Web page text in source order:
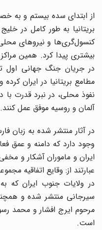
بریتانیا به طور کامل در
کنسول‌گری‌ها و نیروهای
بیشتری پیدا کرد. همین
در جریان جنگ جهانی اول
مطامع بریتانیا در ایران کرده
نفوذ محلی، در نبرد قدرت
آلمان و روسیه موفق عمل کنند.
در آثار منتشر شده به زبان
وجود دارد که دامنه و عمق
ایران و ماموران آشکار و مخفی
عبارتند از: وقایع اتفاقیه
در ولایات جنوب ایران که
سیرجانی منتشر شده و
مرحوم ایرج افشار و محمد
است.